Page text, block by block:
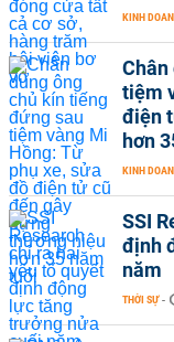
KINH
Chân
tiệm
điện
hơn
KINH
SSI
định
năm
THỜI SỰ -